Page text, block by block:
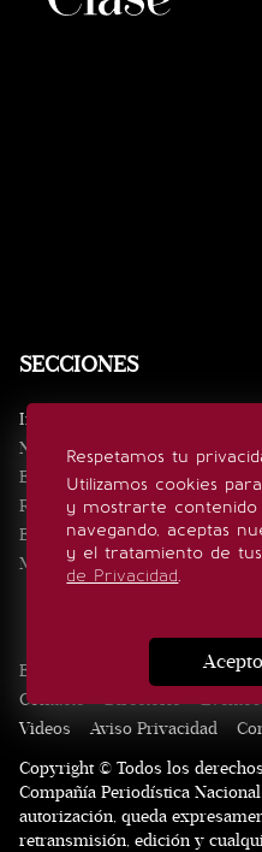
Respetamos tu
Utilizamos cookies
y mostrarte
navegando, aceptas
y el tratamiento de
de Privacidad.
SECCIONES
Inicio
Noticias
Eventos
Realeza
Estilo de vida
Minuto x Minuto
Edición Impresa Noticias
Contacto
Directorio Eventos
Videos
Aviso Privacidad
Copyright © Todos los
Compañía Periodística
autorización, queda
retransmisión, edición y